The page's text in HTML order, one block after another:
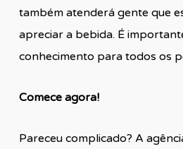
também atenderá gente que
apreciar a bebida. É
conhecimento para todos os
Comece agora!
Pareceu complicado? A